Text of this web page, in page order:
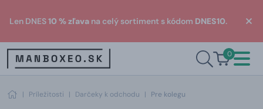
Len DNES10 % zľava na celý sortiment s kódom DNES10.
0
| Príležitosti | Darčeky k odchodu | Pre kolegu